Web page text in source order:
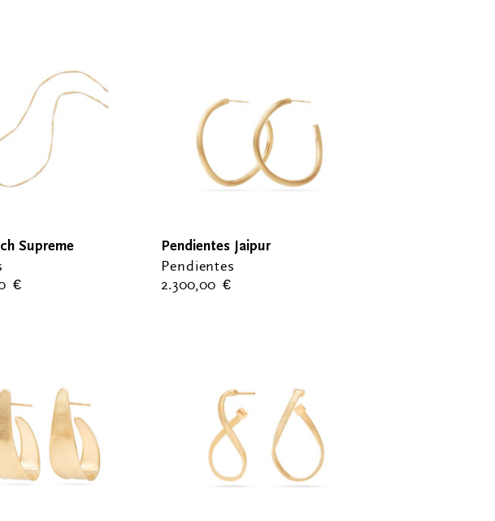
Supreme
€
Pendientes
Pendientes Jaipur
2.300,00€